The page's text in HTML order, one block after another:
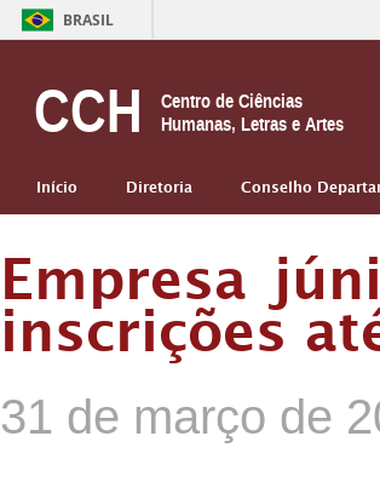
BRASIL
CCH
Centro de Ciências
Humanas, Letras e Artes
Início Diretoria Conselho
Empresa
inscrições
31 de março de